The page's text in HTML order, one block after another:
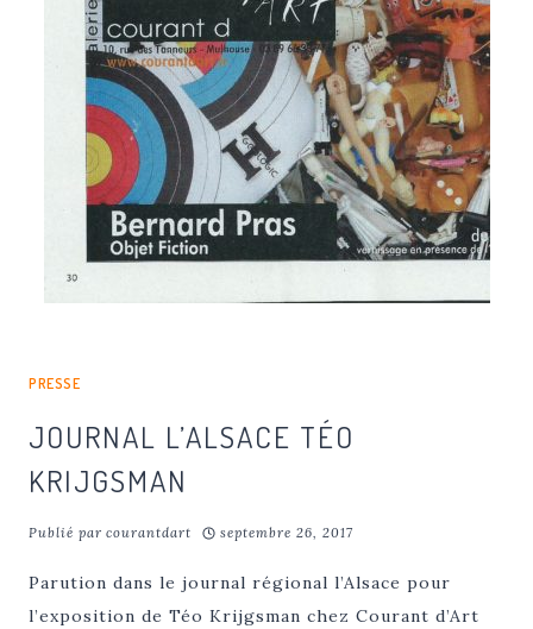
PRESSE
JOURNAL L’ALSACE TÉO
KRIJGSMAN
Publié par courantdart septembre 26, 2017
Parution dans le journal régional l’Alsace pour
l’exposition de Téo Krijgsman chez Courant d’Art